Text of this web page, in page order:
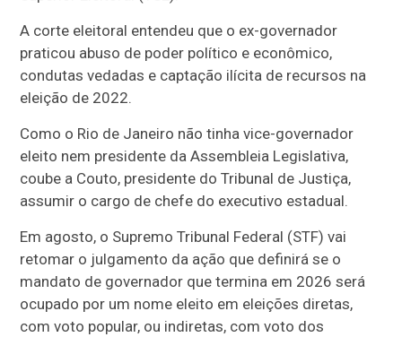
A corte eleitoral entendeu que o ex-governador
praticou abuso de poder político e econômico,
condutas vedadas e captação ilícita de recursos na
eleição de 2022.
Como o Rio de Janeiro não tinha vice-governador
eleito nem presidente da Assembleia Legislativa,
coube a Couto, presidente do Tribunal de Justiça,
assumir o cargo de chefe do executivo estadual.
Em agosto, o Supremo Tribunal Federal (STF) vai
retomar o julgamento da ação que definirá se o
mandato de governador que termina em 2026 será
ocupado por um nome eleito em eleições diretas,
com voto popular, ou indiretas, com voto dos